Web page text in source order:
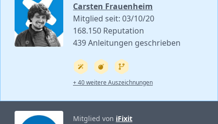
Carsten Frauenheim
Mitglied seit: 03/10/20
168.150 Reputation
439 Anleitungen geschrieben
+ 40 weitere Auszeichnungen
Mitglied von iFixit